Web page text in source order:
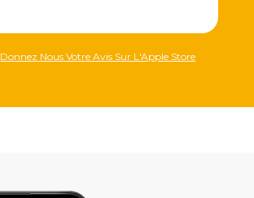
Donnez Nous Votre Avis Sur L'Apple Store